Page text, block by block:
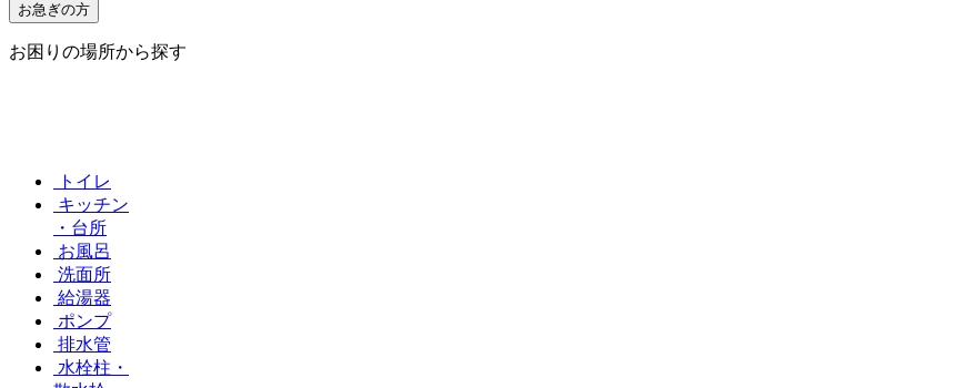
お急ぎの方
お困りの場所から探す
トイレ
キッチン
・台所
お風呂
洗面所
給湯器
ポンプ
排水管
水栓柱・